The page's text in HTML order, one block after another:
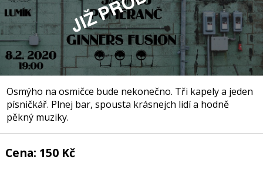
Osmýho na osmičce bude nekonečno. Tři kapely a jeden
písničkář. Plnej bar, spousta krásnejch lidí a hodně
pěkný muziky.
Cena: 150 Kč